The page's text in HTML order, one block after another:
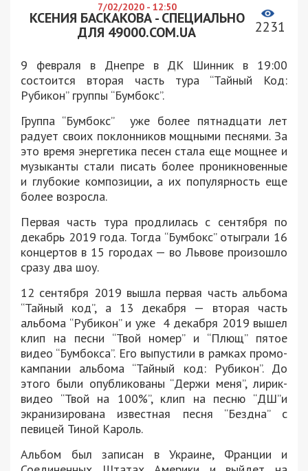
7/02/2020 - 12:50
КСЕНИЯ БАСКАКОВА - СПЕЦИАЛЬНО
ДЛЯ 49000.COM.UA
2231
9 февраля в Днепре в ДК Шинник в 19:00
состоится вторая часть тура “Тайный Код:
Рубикон” группы “Бумбокс”.
Группа “Бумбокс” уже более пятнадцати лет
радует своих поклонников мощными песнями. За
это время энергетика песен стала еще мощнее и
музыканты стали писать более проникновенные
и глубокие композиции, а их популярность еще
более возросла.
Первая часть тура продлилась с сентября по
декабрь 2019 года. Тогда “Бумбокс” отыграли 16
концертов в 15 городах — во Львове произошло
сразу два шоу.
12 сентября 2019 вышла первая часть альбома
“Тайный код”, а 13 декабря — вторая часть
альбома “Рубикон” и уже 4 декабря 2019 вышел
клип на песни “Твой номер” и “Плющ” пятое
видео “Бумбокса”. Его выпустили в рамках промо-
кампании альбома “Тайный код: Рубикон”. До
этого были опубликованы “Держи меня”, лирик-
видео “Твой на 100%”, клип на песню “ДШ”и
экранизирована известная песня “Бездна” с
певицей Тиной Кароль.
Альбом был записан в Украине, Франции и